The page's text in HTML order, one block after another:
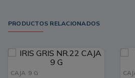
PRODUCTOS RELACIONADOS
CAJA 9 G